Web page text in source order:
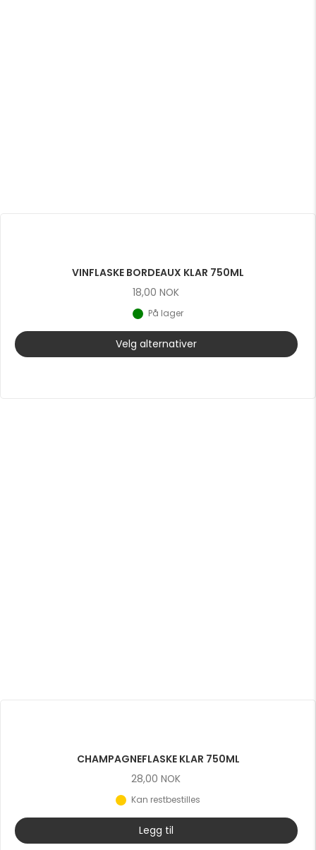
VINFLASKE BORDEAUX KLAR 750ML
18,00 NOK
På lager
Velg alternativer
CHAMPAGNEFLASKE KLAR 750ML
28,00 NOK
Kan restbestilles
Legg til